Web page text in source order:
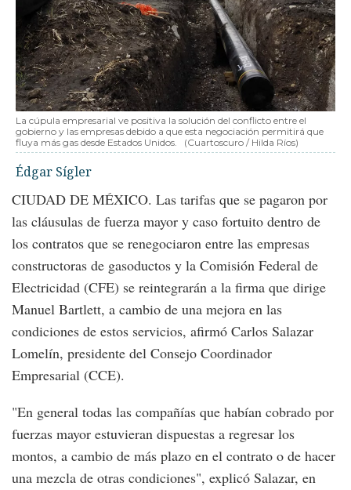
La cúpula empresarial ve positiva la solución del conflicto entre el
gobierno y las empresas debido a que esta negociación permitirá que
fluya más gas desde Estados Unidos.
(Cuartoscuro / Hilda Ríos)
Édgar Sígler
CIUDAD DE MÉXICO. Las tarifas que se pagaron por
las cláusulas de fuerza mayor y caso fortuito dentro de
los contratos que se renegociaron entre las empresas
constructoras de gasoductos y la Comisión Federal de
Electricidad (CFE) se reintegrarán a la firma que dirige
Manuel Bartlett, a cambio de una mejora en las
condiciones de estos servicios, afirmó Carlos Salazar
Lomelín, presidente del Consejo Coordinador
Empresarial (CCE).
"En general todas las compañías que habían cobrado por
fuerzas mayor estuvieran dispuestas a regresar los
montos, a cambio de más plazo en el contrato o de hacer
una mezcla de otras condiciones", explicó Salazar, en